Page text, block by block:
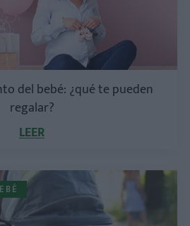
del bebé: ¿qué te pueden
regalar?
LEER